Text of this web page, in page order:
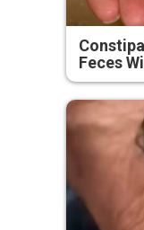
Feces